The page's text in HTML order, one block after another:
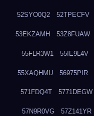
52SYO0Q2 52TPECFV
53EKZAMH 53Z8FUAW
55FLR3W1 55IE9L4V
55XAQHMU 56975PIR
571FDQ4T 5771DEGW
57N9R0VG 57Z141YR